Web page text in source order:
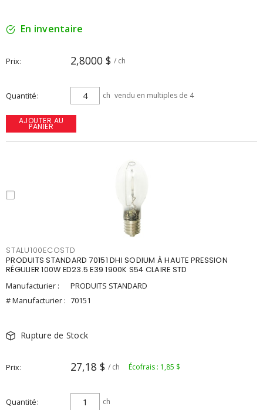
En inventaire
Prix 2,8000 $ / ch
Quantité ch vendu en multiples de 4
AJOUTER AU
PANIER
STALU100ECOSTD
PRODUITS STANDARD 70151 DHI SODIUM À HAUTE PRESSION
RÉGULIER 100W ED23.5 E39 1900K S54 CLAIRE STD
Manufacturier :
PRODUITS STANDARD
# Manufacturier : 70151
Rupture de Stock
Prix 27,18 $ / ch Écofrais : 1,85 $
Quantité ch